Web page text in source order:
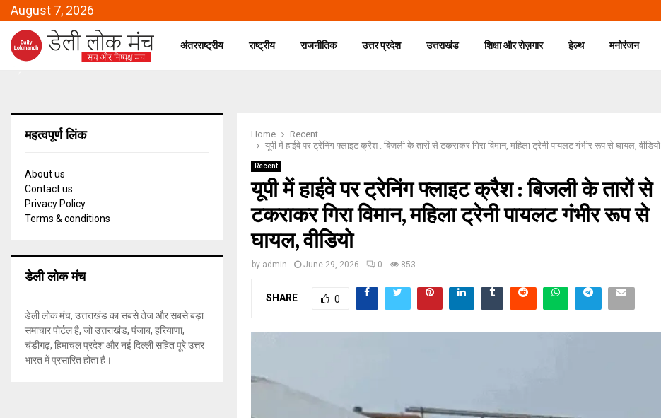
August 7, 2026
अंतरराष्ट्रीय राष्ट्रीय राजनीतिक उत्तर प्रदेश उत्तराखंड शिक्षा और रोज़गार हेल्थ मनोरंजन
Home
Recent
यूपी में हाईवे पर ट्रेनिंग फ्लाइट क्रैश : बिजली के तारों से टकराकर गिरा विमान, महिला ट्रेनी पायलट गंभीर रूप से घायल, वीडियो
Recent
यूपी में हाईवे पर ट्रेनिंग फ्लाइट क्रैश : बिजली के तारों से
टकराकर गिरा विमान, महिला ट्रेनी पायलट गंभीर रूप से
घायल, वीडियो
by admin June 29, 2026 0 853
SHARE 0
महत्वपूर्ण लिंक
About us
Contact us
Privacy Policy
Terms & conditions
डेली लोक मंच
डेली लोक मंच, उत्तराखंड का सबसे तेज और सबसे बड़ा
समाचार पोर्टल है, जो उत्तराखंड, पंजाब, हरियाणा,
चंडीगढ़, हिमाचल प्रदेश और नई दिल्ली सहित पूरे उत्तर
भारत में प्रसारित होता है।